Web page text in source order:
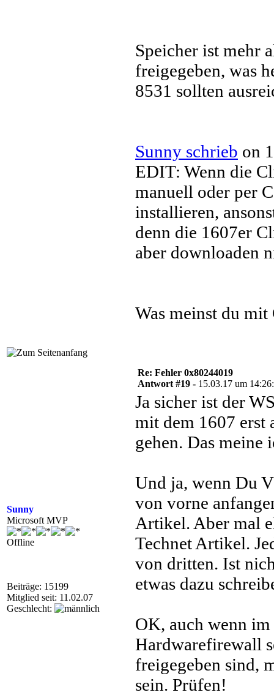
Speicher ist mehr
freigegeben, was
8531 sollten
Sunny schrieb on
EDIT: Wenn die
manuell oder per
installieren,
denn die 1607er
aber downloaden
Was meinst du mit
Sunny
Microsoft MVP
Offline
Beiträge: 15199
Mitglied seit: 11.02.07
Geschlecht:
Re: Fehler 0x80244019
Antwort #19 - 15.03.17 um
Ja sicher ist der
mit dem 1607 erst
gehen. Das meine
Und ja, wenn Du
von vorne
Artikel. Aber mal
Technet Artikel.
von dritten. Ist
etwas dazu
OK, auch wenn
Hardwarefirewall
freigegeben sind,
sein. Prüfen!